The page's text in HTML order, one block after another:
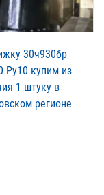
30ч930бр
Ру10 купим из
1 штуку в
регионе